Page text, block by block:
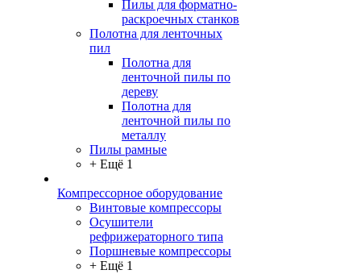
Пилы для форматно-
раскроечных станков
Полотна для ленточных
пил
Полотна для
ленточной пилы по
дереву
Полотна для
ленточной пилы по
металлу
Пилы рамные
+ Ещё 1
Компрессорное оборудование
Винтовые компрессоры
Осушители
рефрижераторного типа
Поршневые компрессоры
+ Ещё 1